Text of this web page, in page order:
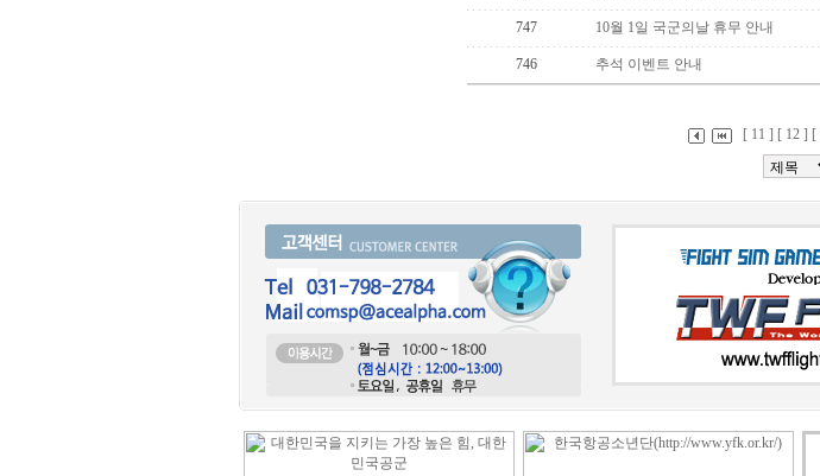
747 10월 1일 국군의날 휴무 안내
746 추석 이벤트 안내
[ 11 ] [ 12 ] [